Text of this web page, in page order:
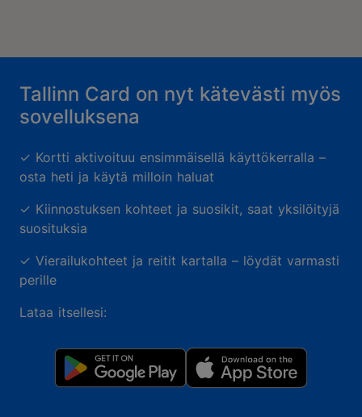
Tallinn Card on nyt kätevästi myös
sovelluksena
✓ Kortti aktivoituu ensimmäisellä käyttökerralla –
osta heti ja käytä milloin haluat
✓ Kiinnostuksen kohteet ja suosikit, saat yksilöityjä
suosituksia
✓ Vierailukohteet ja reitit kartalla – löydät varmasti
perille
Lataa itsellesi: